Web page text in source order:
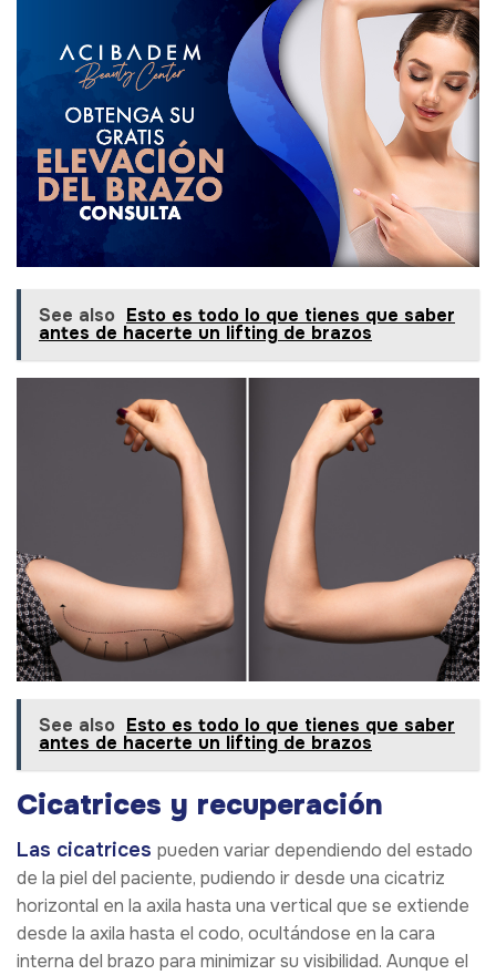
See also Esto es todo lo que tienes que saber
antes de hacerte un lifting de brazos
See also Esto es todo lo que tienes que saber
antes de hacerte un lifting de brazos
Cicatrices y recuperación
Las cicatrices pueden variar dependiendo del estado
de la piel del paciente, pudiendo ir desde una cicatriz
horizontal en la axila hasta una vertical que se extiende
desde la axila hasta el codo, ocultándose en la cara
interna del brazo para minimizar su visibilidad. Aunque el